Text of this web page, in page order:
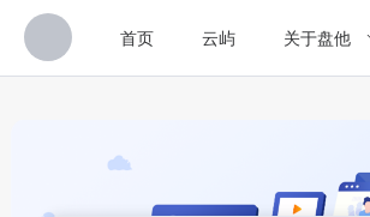
首页 云屿 关于盘他